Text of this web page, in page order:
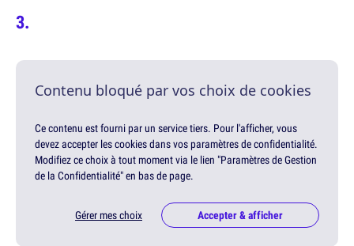
Contenu bloqué par vos choix de cookies
Ce contenu est fourni par un service tiers. Pour l'afficher, vous
devez accepter les cookies dans vos paramètres de confidentialité.
Modifiez ce choix à tout moment via le lien "Paramètres de Gestion
de la Confidentialité" en bas de page.
Gérer mes choix Accepter & afficher